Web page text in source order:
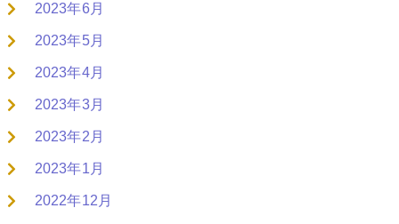
2023年6月
2023年5月
2023年4月
2023年3月
2023年2月
2023年1月
2022年12月